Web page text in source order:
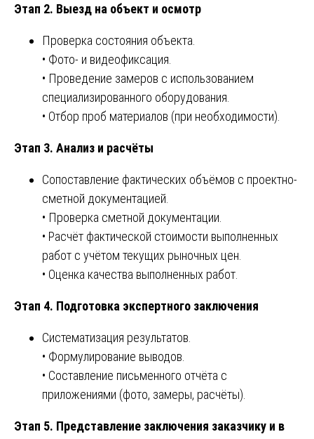
Этап 2. Выезд на объект и осмотр
Проверка состояния объекта.
• Фото- и видеофиксация.
• Проведение замеров с использованием
специализированного оборудования.
• Отбор проб материалов (при необходимости).
Этап 3. Анализ и расчёты
Сопоставление фактических объёмов с проектно-
сметной документацией.
• Проверка сметной документации.
• Расчёт фактической стоимости выполненных
работ с учётом текущих рыночных цен.
• Оценка качества выполненных работ.
Этап 4. Подготовка экспертного заключения
Систематизация результатов.
• Формулирование выводов.
• Составление письменного отчёта с
приложениями (фото, замеры, расчёты).
Этап 5. Представление заключения заказчику и в